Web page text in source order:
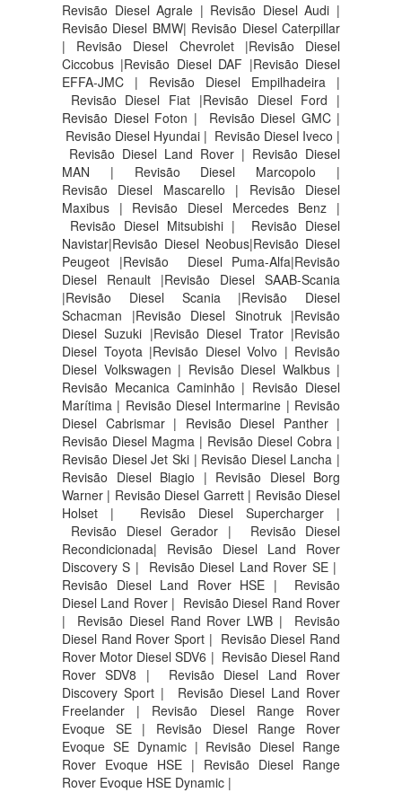
Revisão Diesel Agrale | Revisão Diesel Audi |
Revisão Diesel BMW| Revisão Diesel Caterpillar
| Revisão Diesel Chevrolet |Revisão Diesel
Ciccobus |Revisão Diesel DAF |Revisão Diesel
EFFA-JMC | Revisão Diesel Empilhadeira |
Revisão Diesel Fiat |Revisão Diesel Ford |
Revisão Diesel Foton | Revisão Diesel GMC |
Revisão Diesel Hyundai | Revisão Diesel Iveco |
Revisão Diesel Land Rover | Revisão Diesel
MAN | Revisão Diesel Marcopolo |
Revisão Diesel Mascarello | Revisão Diesel
Maxibus | Revisão Diesel Mercedes Benz |
Revisão Diesel Mitsubishi | Revisão Diesel
Navistar|Revisão Diesel Neobus|Revisão Diesel
Peugeot |Revisão Diesel Puma-Alfa|Revisão
Diesel Renault |Revisão Diesel SAAB-Scania
|Revisão Diesel Scania |Revisão Diesel
Schacman |Revisão Diesel Sinotruk |Revisão
Diesel Suzuki |Revisão Diesel Trator |Revisão
Diesel Toyota |Revisão Diesel Volvo | Revisão
Diesel Volkswagen | Revisão Diesel Walkbus |
Revisão Mecanica Caminhão | Revisão Diesel
Marítima | Revisão Diesel Intermarine | Revisão
Diesel Cabrismar | Revisão Diesel Panther |
Revisão Diesel Magma | Revisão Diesel Cobra |
Revisão Diesel Jet Ski | Revisão Diesel Lancha |
Revisão Diesel Biagio | Revisão Diesel Borg
Warner | Revisão Diesel Garrett | Revisão Diesel
Holset | Revisão Diesel Supercharger |
Revisão Diesel Gerador | Revisão Diesel
Recondicionada| Revisão Diesel Land Rover
Discovery S |
Revisão Diesel Land Rover SE |
Revisão Diesel Land Rover HSE |
Revisão
Diesel Land Rover | Revisão Diesel Rand Rover
|
Revisão Diesel Rand Rover LWB |
Revisão
Diesel Rand Rover Sport | Revisão Diesel Rand
Rover Motor Diesel SDV6 | Revisão Diesel Rand
Rover SDV8 |
Revisão Diesel Land Rover
Discovery Sport |
Revisão Diesel Land Rover
Freelander | Revisão Diesel Range Rover
Evoque SE | Revisão Diesel Range Rover
Evoque SE Dynamic | Revisão Diesel Range
Rover Evoque HSE | Revisão Diesel Range
Rover Evoque HSE Dynamic |